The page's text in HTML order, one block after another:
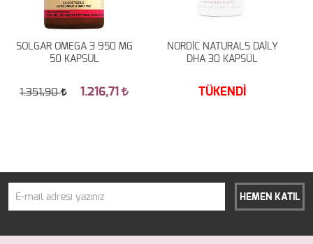
SOLGAR OMEGA 3 950 MG
50 KAPSÜL
1.351,90 1.216,71
NORDİC NATURALS DAİLY
DHA 30 KAPSÜL
TÜKENDİ
HEMEN KATIL